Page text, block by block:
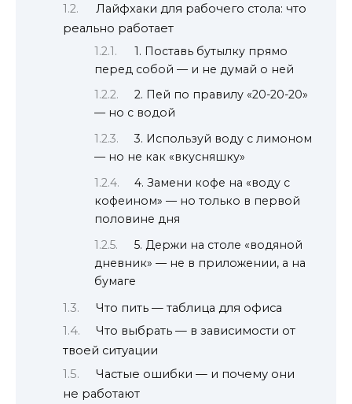
Лайфхаки для рабочего стола: что
реально работает
1. Поставь бутылку прямо
перед собой — и не думай о ней
2. Пей по правилу «20-20-20»
— но с водой
3. Используй воду с лимоном
— но не как «вкусняшку»
4. Замени кофе на «воду с
кофеином» — но только в первой
половине дня
5. Держи на столе «водяной
дневник» — не в приложении, а на
бумаге
Что пить — таблица для офиса
Что выбрать — в зависимости от
твоей ситуации
Частые ошибки — и почему они
не работают